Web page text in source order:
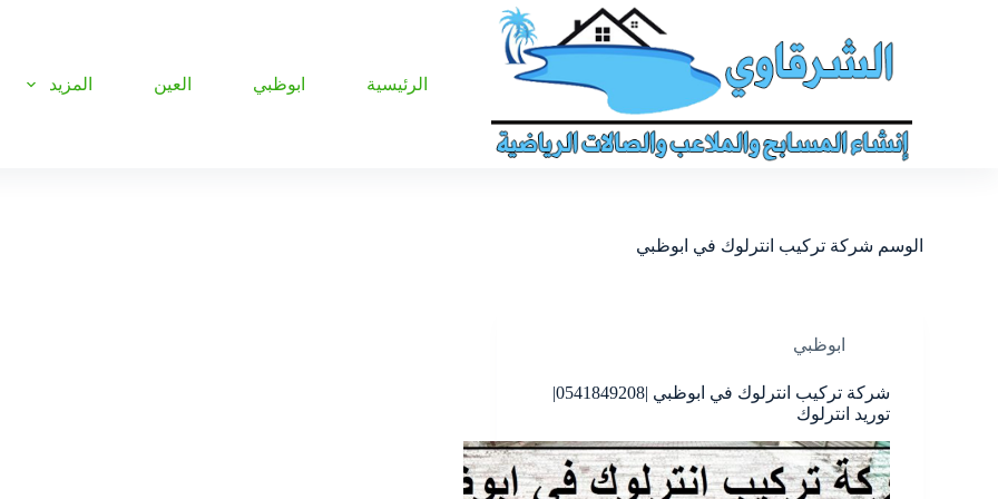
الرئيسية ابوظبي العين المزيد
الوسم شركة تركيب انترلوك في ابوظبي
ابوظبي
شركة تركيب انترلوك في ابوظبي |0541849208|
توريد انترلوك